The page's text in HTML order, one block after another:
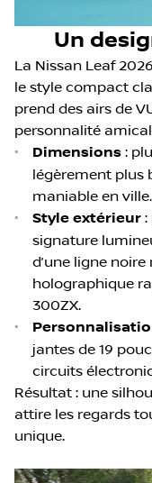
Un
La Nissan Leaf
le style compact
prend des airs de
personnalité
•
Dimensions :
légèrement plus
maniable en ville.
•
Style extérieur :
signature
d’une ligne
holographique
300ZX.
•
jantes de 19
circuits
Résultat : une
attire les regards
unique.